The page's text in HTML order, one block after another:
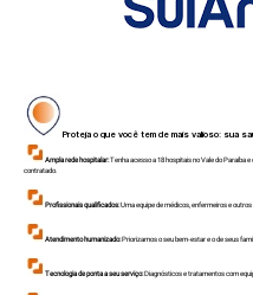
Proteja o que você tem de mais valioso: sua
Ampla rede hospitalar:Tenha acesso a 18 hospitais no Vale do Paraíba
contratado.
Profissionais qualificados:Uma equipe de médicos, enfermeiros e
Atendimento humanizado:Priorizamos o seu bem-estar e o de seus
Tecnologia de ponta a seu serviço:Diagnósticos e tratamentos com